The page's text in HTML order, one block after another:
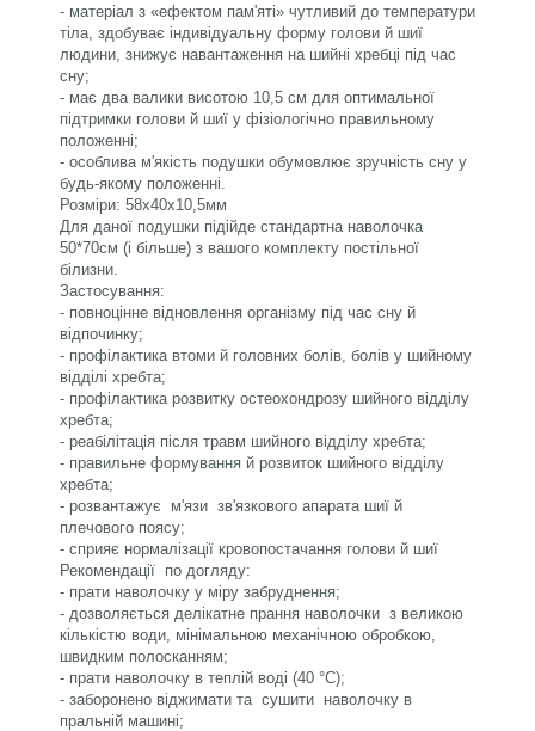
- матеріал з «ефектом пам'яті» чутливий до температури
тіла, здобуває індивідуальну форму голови й шиї
людини, знижує навантаження на шийні хребці під час
сну;
- має два валики висотою 10,5 см для оптимальної
підтримки голови й шиї у фізіологічно правильному
положенні;
- особлива м'якість подушки обумовлює зручність сну у
будь-якому положенні.
Розміри: 58х40х10,5мм
Для даної подушки підійде стандартна наволочка
50*70см (і більше) з вашого комплекту постільної
білизни.
Застосування:
- повноцінне відновлення організму під час сну й
відпочинку;
- профілактика втоми й головних болів, болів у шийному
відділі хребта;
- профілактика розвитку остеохондрозу шийного відділу
хребта;
- реабілітація після травм шийного відділу хребта;
- правильне формування й розвиток шийного відділу
хребта;
- розвантажує м'язи зв'язкового апарата шиї й
плечового поясу;
- сприяє нормалізації кровопостачання голови й шиї
Рекомендації по догляду:
- прати наволочку у міру забруднення;
- дозволяється делікатне прання наволочки з великою
кількістю води, мінімальною механічною обробкою,
швидким полосканням;
- прати наволочку в теплій воді (40 °С);
- заборонено віджимати та сушити наволочку в
пральній машині;